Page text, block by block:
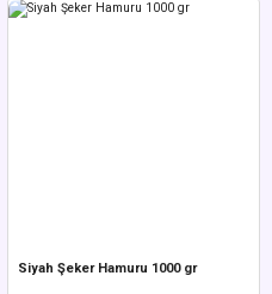
Siyah Şeker Hamuru 1000 gr